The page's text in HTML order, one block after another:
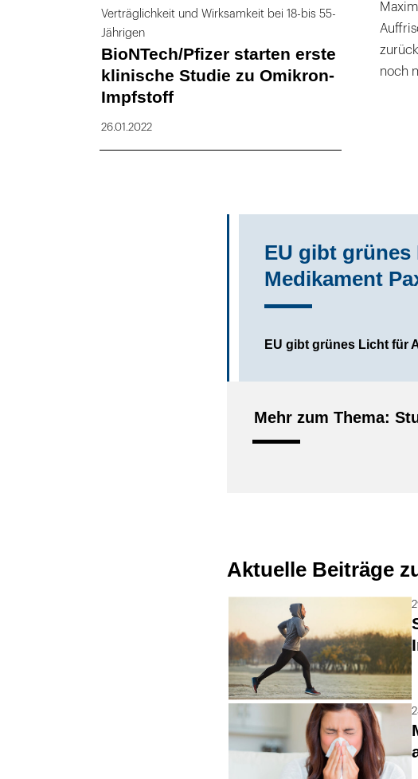
Verträglichkeit und Wirksamkeit bei 18-bis 55-
Jährigen
BioNTech/Pfizer starten erste
klinische Studie zu Omikron-
Impfstoff
26.01.2022
noch
EU gibt
Medikament
EU gibt grünes Licht für
Mehr zum Thema:
Aktuelle Beiträge